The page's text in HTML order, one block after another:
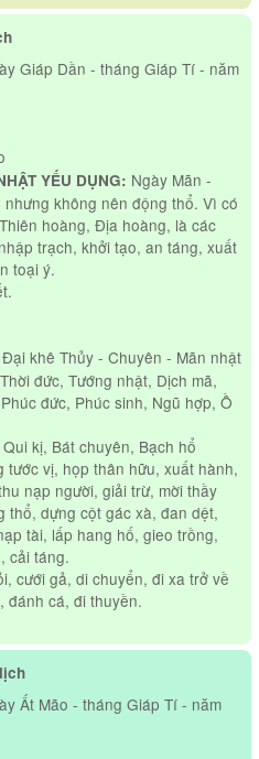
Giáp Dần - tháng Giáp Tí - năm
YẾU DỤNG: Ngày Mãn -
không nên động thổ. Vì có
hoàng, Địa hoàng, là các
trạch, khởi tạo, an táng, xuất
toại ý.
Đại khê Thủy - Chuyên - Mãn nhật
đức, Tướng nhật, Dịch mã,
đức, Phúc sinh, Ngũ hợp, Ồ
kị, Bát chuyên, Bạch hổ
tước vị, họp thân hữu, xuất hành,
nạp người, giải trừ, mời thầy
thổ, dựng cột gác xà, đan dệt,
tài, lấp hang hố, gieo trồng,
cải táng.
cưới gả, di chuyển, đi xa trở về
đánh cá, đi thuyền.
Ất Mão - tháng Giáp Tí - năm